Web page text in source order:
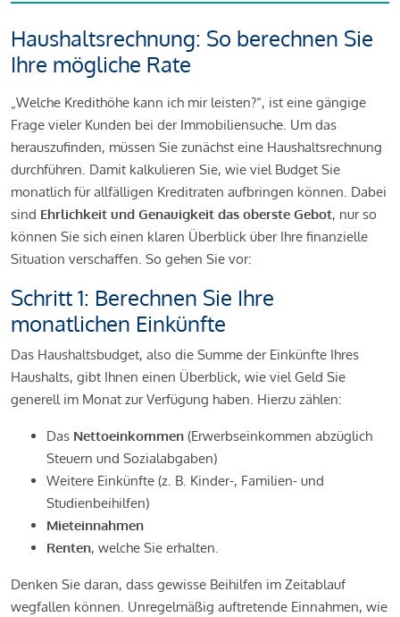
Haushaltsrechnung: So berechnen Sie
Ihre mögliche Rate
„Welche Kredithöhe kann ich mir leisten?“, ist eine gängige
Frage vieler Kunden bei der Immobiliensuche. Um das
herauszufinden, müssen Sie zunächst eine Haushaltsrechnung
durchführen. Damit kalkulieren Sie, wie viel Budget Sie
monatlich für allfälligen Kreditraten aufbringen können. Dabei
sind Ehrlichkeit und Genauigkeit das oberste Gebot, nur so
können Sie sich einen klaren Überblick über Ihre finanzielle
Situation verschaffen. So gehen Sie vor:
Schritt 1: Berechnen Sie Ihre
monatlichen Einkünfte
Das Haushaltsbudget, also die Summe der Einkünfte Ihres
Haushalts, gibt Ihnen einen Überblick, wie viel Geld Sie
generell im Monat zur Verfügung haben. Hierzu zählen:
Das Nettoeinkommen (Erwerbseinkommen abzüglich
Steuern und Sozialabgaben)
Weitere Einkünfte (z. B. Kinder-, Familien- und
Studienbeihilfen)
Mieteinnahmen
Renten, welche Sie erhalten.
Denken Sie daran, dass gewisse Beihilfen im Zeitablauf
wegfallen können. Unregelmäßig auftretende Einnahmen, wie